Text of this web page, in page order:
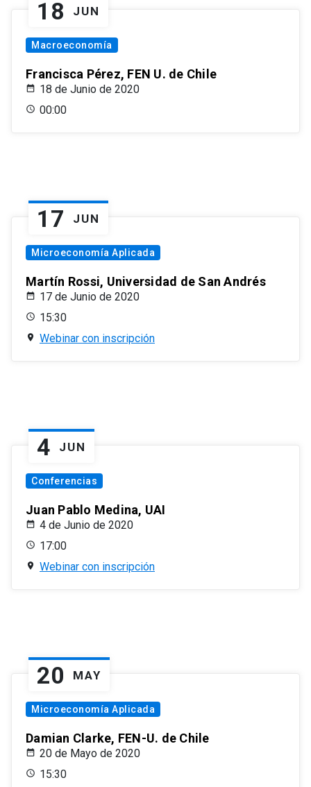
18 JUN
Macroeconomía
Francisca Pérez, FEN U. de Chile
18 de Junio de 2020
00:00
17 JUN
Microeconomía Aplicada
Martín Rossi, Universidad de San Andrés
17 de Junio de 2020
15:30
Webinar con inscripción
4 JUN
Conferencias
Juan Pablo Medina, UAI
4 de Junio de 2020
17:00
Webinar con inscripción
20 MAY
Microeconomía Aplicada
Damian Clarke, FEN-U. de Chile
20 de Mayo de 2020
15:30